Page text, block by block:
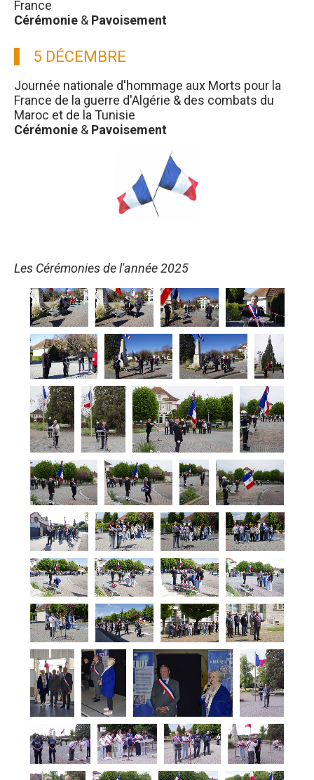
France
Cérémonie & Pavoisement
5 DÉCEMBRE
Journée nationale d'hommage aux Morts pour la
France de la guerre d'Algérie & des combats du
Maroc et de la Tunisie
Cérémonie & Pavoisement
Les Cérémonies de l'année 2025